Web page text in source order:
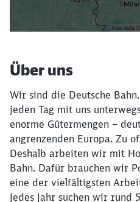
Filter
Über uns
Wir sind die Deutsche
jeden Tag mit uns
enorme Gütermengen –
angrenzenden Europa. Zu
Deshalb arbeiten wir mit
Bahn. Dafür brauchen wir
eine der vielfältigsten
Jedes Jahr suchen wir rund